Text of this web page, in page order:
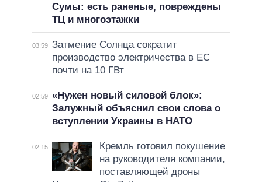
Сумы: есть раненые, повреждены
ТЦ и многоэтажки
03:59 Затмение Солнца сократит
производство электричества в ЕС
почти на 10 ГВт
02:59 «Нужен новый силовой блок»:
Залужный объяснил свои слова о
вступлении Украины в НАТО
02:15
Кремль готовил покушение
на руководителя компании,
поставляющей дроны